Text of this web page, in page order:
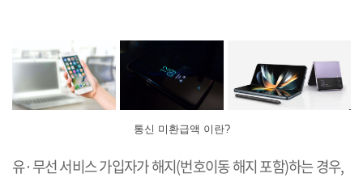
통신 미환급액 이란?
유·무선 서비스 가입자가 해지(번호이동 해지 포함)하는 경우,